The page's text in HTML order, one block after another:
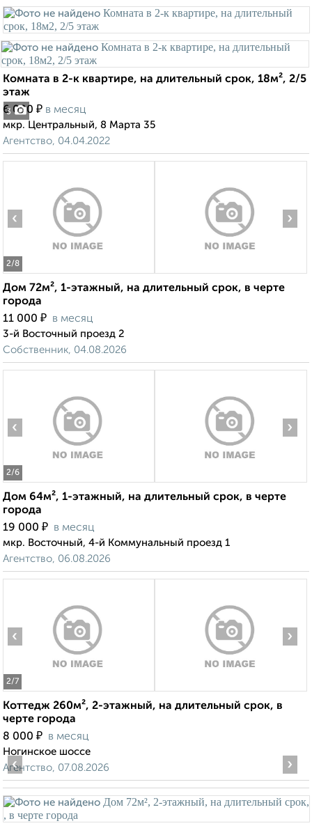
3
Комната в 2-к квартире, на длительный срок, 18м², 2/5
этаж
6 000 ₽ в месяц
мкр. Центральный, 8 Марта 35
Агентство, 04.04.2022
2/8
‹ ›
Дом 72м², 1-этажный, на длительный срок, в черте
города
11 000 ₽ в месяц
3-й Восточный проезд 2
Собственник, 04.08.2026
2/6
‹ ›
Дом 64м², 1-этажный, на длительный срок, в черте
города
19 000 ₽ в месяц
мкр. Восточный, 4-й Коммунальный проезд 1
Агентство, 06.08.2026
2/7
‹ ›
Коттедж 260м², 2-этажный, на длительный срок, в
черте города
8 000 ₽ в месяц
Ногинское шоссе
Агентство, 07.08.2026
‹ ›